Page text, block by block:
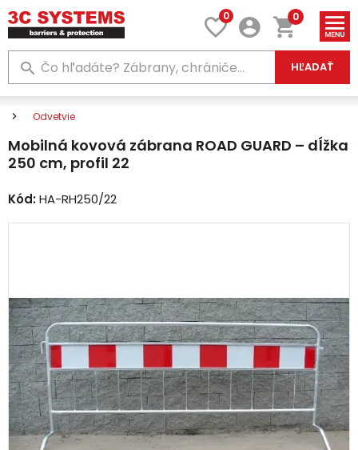
0
HĽADAŤ
0
Odvetvie
Mobilná kovová zábrana ROAD GUARD – dĺžka
250 cm, profil 22
Kód:HA-RH250/22